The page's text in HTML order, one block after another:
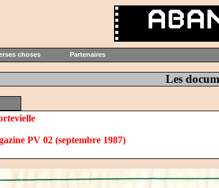
choses Partenaires
Les
PV 02 (septembre 1987)